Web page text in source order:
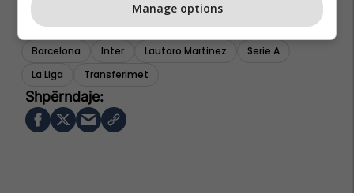
Barcelona Inter Lautaro Martinez
Serie A
La Liga
Transferimet
Manage options